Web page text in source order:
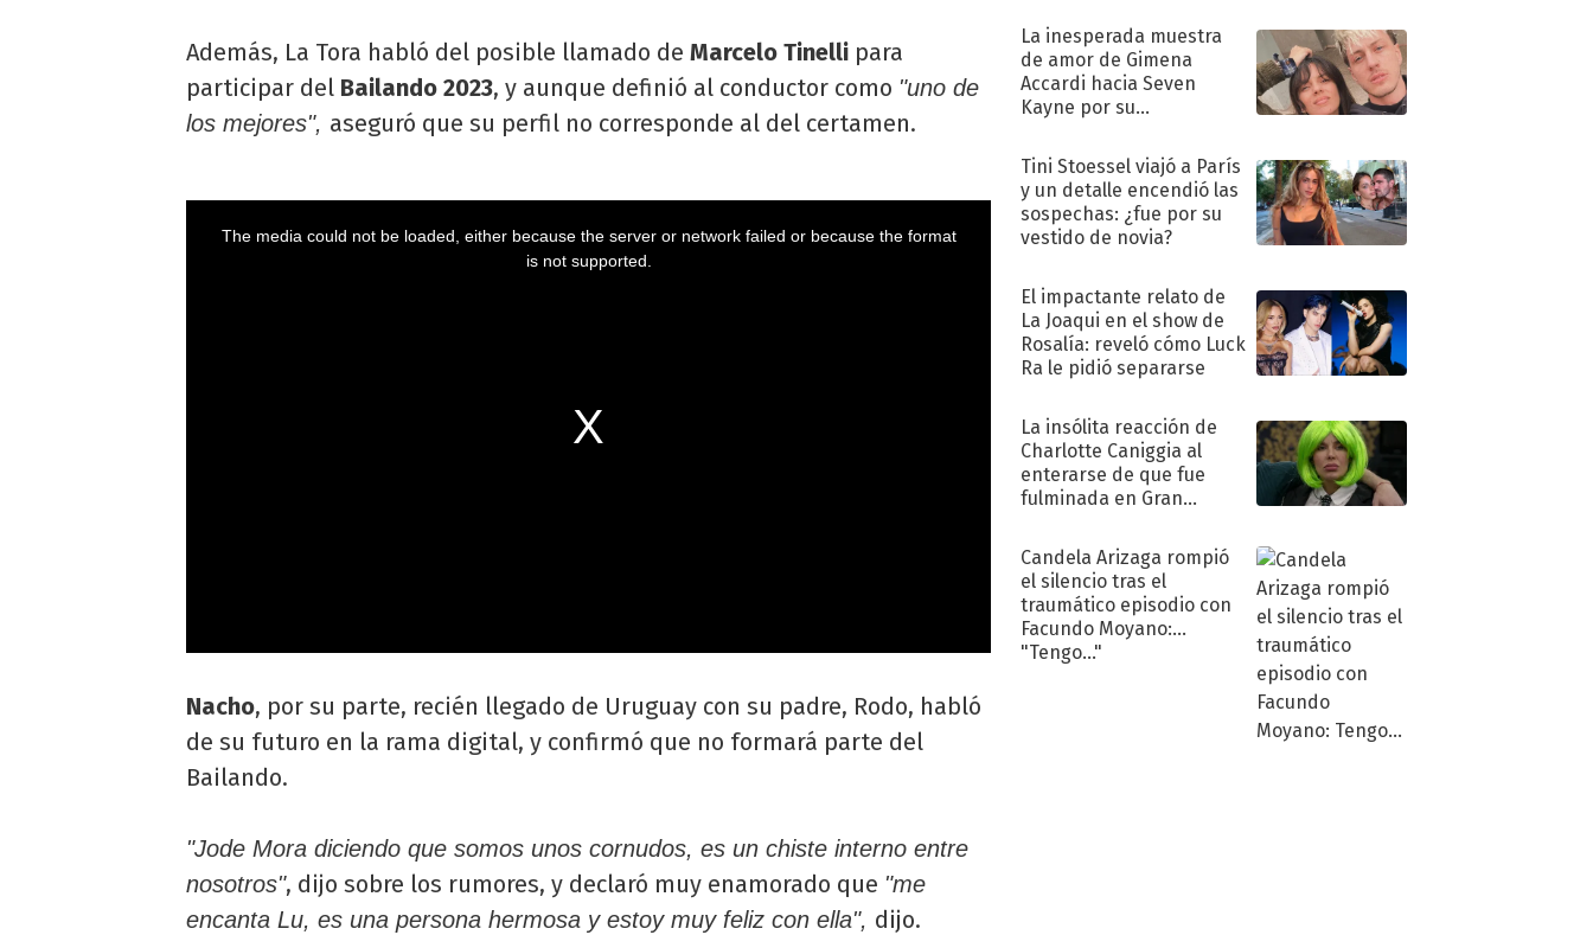
Además, La Tora habló del posible llamado de Marcelo Tinelli para
participar del Bailando 2023, y aunque definió al conductor como "uno de
los mejores", aseguró que su perfil no corresponde al del certamen.
Nacho, por su parte, recién llegado de Uruguay con su padre, Rodo, habló
de su futuro en la rama digital, y confirmó que no formará parte del
Bailando.
"Jode Mora diciendo que somos unos cornudos, es un chiste interno entre
nosotros", dijo sobre los rumores, y declaró muy enamorado que "me
encanta Lu, es una persona hermosa y estoy muy feliz con ella", dijo.
La inesperada muestra
de amor de Gimena
Accardi hacia Seven
Kayne por su
Tini Stoessel viajó a París
y un detalle encendió las
sospechas: ¿fue por su
vestido de novia?
El impactante relato de
La Joaqui en el show de
Rosalía: reveló cómo Luck
Ra le pidió separarse
La insólita reacción de
Charlotte Caniggia al
enterarse de que fue
fulminada en Gran
Candela Arizaga rompió
el silencio tras el
traumático episodio con
Facundo Moyano:
"Tengo..."